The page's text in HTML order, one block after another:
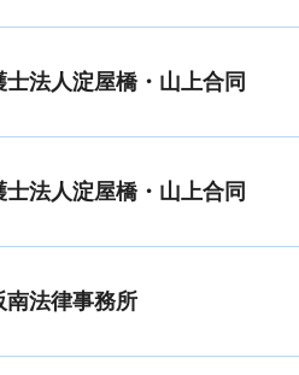
士法人淀屋橋・山上合同
士法人淀屋橋・山上合同
南法律事務所